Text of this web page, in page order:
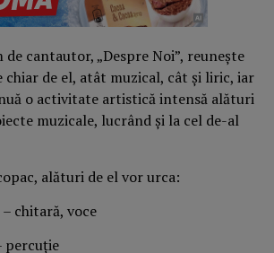
de cantautor, „Despre Noi”, reunește
chiar de el, atât muzical, cât și liric, iar
o activitate artistică intensă alături
muzicale, lucrând și la cel de-al
alături de el vor urca:
chitară, voce
percuție